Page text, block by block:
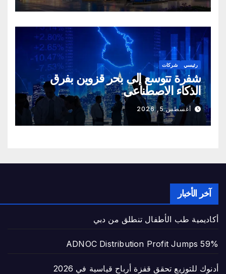
رئيسي شركات
شفرة تتوسع إلى بحر قزوين بفرق
الذكاء الاصطناعي
أغسطس 5, 2026
آخر الأخبار
أكاديمية طب الأطفال تنطلق من دبي
ADNOC Distribution Profit Jumps 59%
أدنوك للتوزيع تحقق قفزة أرباح قياسية في 2026